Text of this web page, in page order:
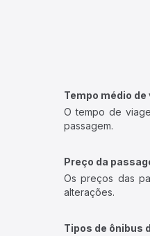
Tempo médio de
O tempo de
passagem.
Preço da
Os preços das
alterações.
Tipos de ônibus